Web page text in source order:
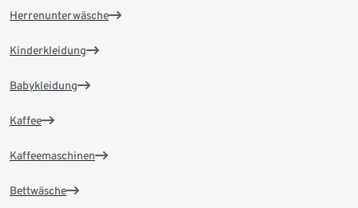
Herrenunterwäsche
Kinderkleidung
Babykleidung
Kaffee
Kaffeemaschinen
Bettwäsche